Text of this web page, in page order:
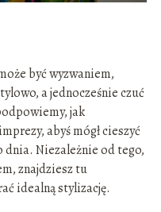
być wyzwaniem,
a jednocześnie czuć
jak
abyś mógł cieszyć
dnia. Niezależnie od tego,
znajdziesz tu
idealną stylizację.